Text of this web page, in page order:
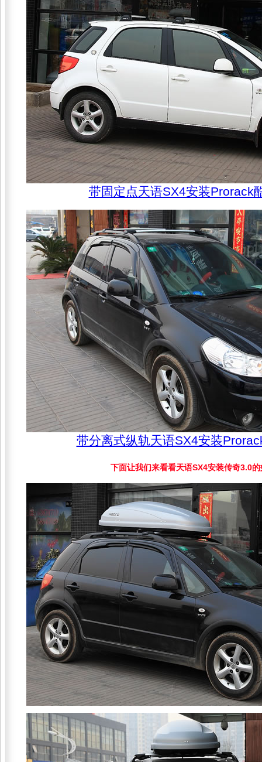
带固定点天语SX4安装Prorack
带分离式纵轨天语SX4安装
下面让我们来看看天语SX4安装传奇3.0